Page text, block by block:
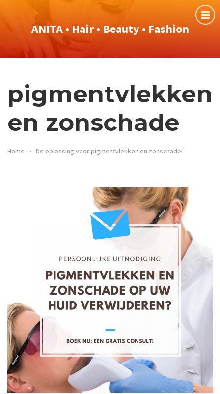
ANITA • Hair • Beauty • Fashion
pigmentvlekken
en zonschade
Home De oplossing voor pigmentvlekken en zonschade!